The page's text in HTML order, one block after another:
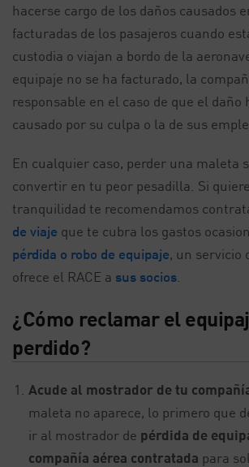
hacerse cargo de los daños causados
facturadas de los pasajeros cuando
custodia o viajan a bordo de la
equipaje no se ha facturado, la
responsable en el caso de que el daño
causado por su culpa o la de sus
En cualquier caso, perder una maleta
convertir en tu peor pesadilla. Si
tranquilidad te recomendamos
de viaje que te cubra los gastos
pérdida o robo de equipaje, un servicio
ofrece el RACE a sus socios
¿Cómo reclamar el
perdido?
Acude al mostrador de tu
maleta no aparece, lo primero que
ir al mostrador de pérdida de
compañía aérea contratada para